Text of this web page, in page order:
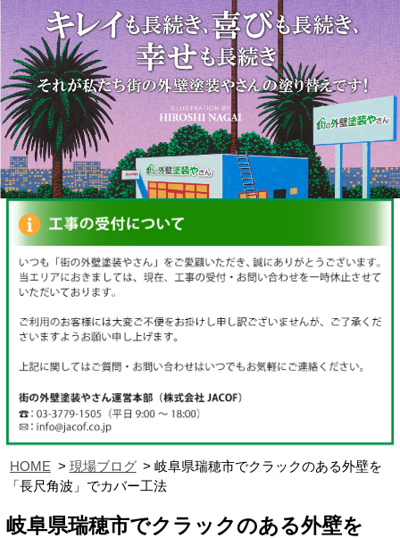
HOME 現場ブログ
岐阜県瑞穂市でクラックのある外壁を
「長尺角波」でカバー工法
岐阜県瑞穂市でクラックのある外壁を